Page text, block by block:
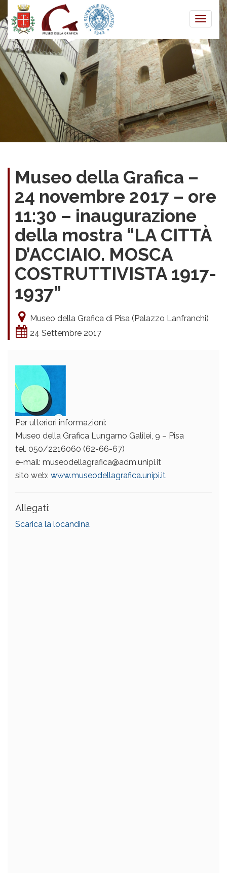
Toggle
Museo della Grafica –
24 novembre 2017 – ore
11:30 – inaugurazione
della mostra “LA CITTÀ
D’ACCIAIO. MOSCA
COSTRUTTIVISTA 1917-
1937”
Museo della Grafica di Pisa (Palazzo Lanfranchi)
24 Settembre 2017
Per ulteriori informazioni:
Museo della Grafica Lungarno Galilei, 9 – Pisa
tel. 050/2216060 (62-66-67)
e-mail: museodellagrafica@adm.unipi.it
sito web: www.museodellagrafica.unipi.it
Allegati:
Scarica la locandina